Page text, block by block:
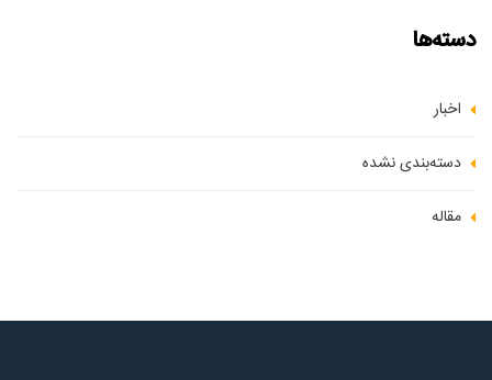
دسته‌ها
اخبار
دسته‌بندی نشده
مقاله